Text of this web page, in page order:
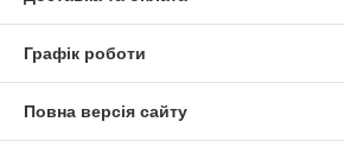
Почніть свій шопінг, а ми вам у цьому
Графік роботи
Повна версія сайту